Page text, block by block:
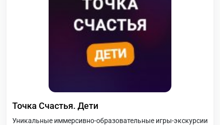
Точка Счастья. Дети
Уникальные иммерсивно-образовательные игры-экскурсии